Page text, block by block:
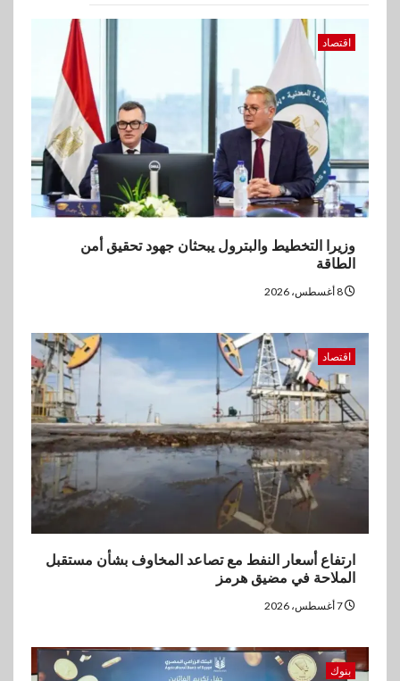
ارتفاع أسعار النفط مع تصاعد
المخاوف بشأن مستقبل الملاحة
3 بنوك
البنك الزراعي يكرم موظفيه
المتميزين بعد تحقيق نتائج قياسية
بالقروض الشخصية خلال الربع
الأول 2026
بنوك
5
اخبار
غرفة القاهرة تنظم ندوة إلكترونية
لدعم الصادرات وتحقيق
مستهدفات رؤية مصر 2030
اقتصاد
وزيرا التخطيط والبترول يبحثان جهود تحقيق أمن
الطاقة
اقتصاد
ارتفاع أسعار النفط مع تصاعد المخاوف بشأن مستقبل
الملاحة في مضيق هرمز
بنوك